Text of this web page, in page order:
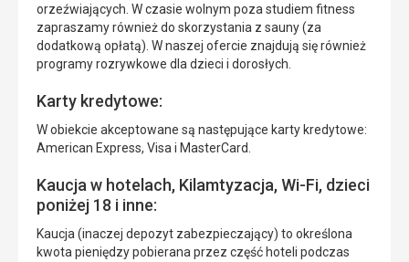
orzeźwiających. W czasie wolnym poza studiem fitness
zapraszamy również do skorzystania z sauny (za
dodatkową opłatą). W naszej ofercie znajdują się również
programy rozrywkowe dla dzieci i dorosłych.
Karty kredytowe:
W obiekcie akceptowane są następujące karty kredytowe:
American Express, Visa i MasterCard.
Kaucja w hotelach, Kilamtyzacja, Wi-Fi, dzieci
poniżej 18 i inne:
Kaucja (inaczej depozyt zabezpieczający) to określona
kwota pieniędzy pobierana przez część hoteli podczas